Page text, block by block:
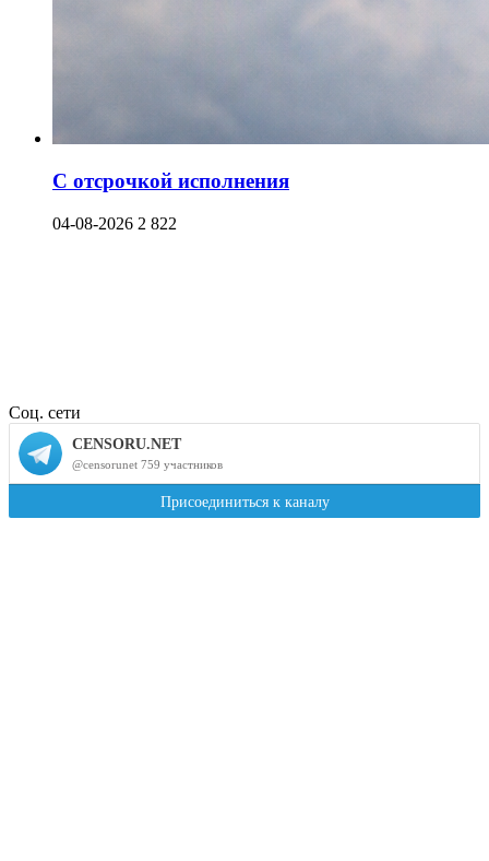
С отсрочкой исполнения
04-08-2026 2 822
Соц. сети